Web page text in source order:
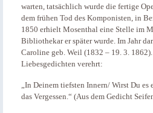
warten, tatsächlich wurde die fertige
dem frühen Tod des Komponisten, in
1850 erhielt Mosenthal eine Stelle im
Bibliothekar er später wurde. Im Jahr
Caroline geb. Weil (1832 – 19. 3.
Liebesgedichten verehrt:
„In Deinem tiefsten Innern/ Wirst Du
das Vergessen.“ (Aus dem Gedicht